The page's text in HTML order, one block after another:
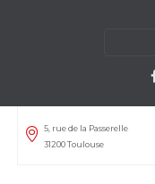
5, rue de la Passerelle
31200 Toulouse